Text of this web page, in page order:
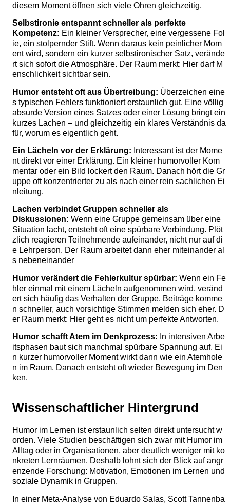
diesem Moment öffnen sich viele Ohren gleichzeitig.
Selbstironie entspannt schneller als perfekte
Kompetenz: Ein kleiner Versprecher, eine vergessene Fol
ie, ein stolpernder Stift. Wenn daraus kein peinlicher Mom
ent wird, sondern ein kurzer selbstironischer Satz, verände
rt sich sofort die Atmosphäre. Der Raum merkt: Hier darf M
enschlichkeit sichtbar sein.
Humor entsteht oft aus Übertreibung: Überzeichen eine
s typischen Fehlers funktioniert erstaunlich gut. Eine völlig
absurde Version eines Satzes oder einer Lösung bringt ein
kurzes Lachen – und gleichzeitig ein klares Verständnis da
für, worum es eigentlich geht.
Ein Lächeln vor der Erklärung: Interessant ist der Mome
nt direkt vor einer Erklärung. Ein kleiner humorvoller Kom
mentar oder ein Bild lockert den Raum. Danach hört die Gr
uppe oft konzentrierter zu als nach einer rein sachlichen Ei
nleitung.
Lachen verbindet Gruppen schneller als
Diskussionen: Wenn eine Gruppe gemeinsam über eine
Situation lacht, entsteht oft eine spürbare Verbindung. Plöt
zlich reagieren Teilnehmende aufeinander, nicht nur auf di
e Lehrperson. Der Raum arbeitet dann eher miteinander al
s nebeneinander
Humor verändert die Fehlerkultur spürbar: Wenn ein Fe
hler einmal mit einem Lächeln aufgenommen wird, veränd
ert sich häufig das Verhalten der Gruppe. Beiträge komme
n schneller, auch vorsichtige Stimmen melden sich eher. D
er Raum merkt: Hier geht es nicht um perfekte Antworten.
Humor schafft Atem im Denkprozess: In intensiven Arbe
itsphasen baut sich manchmal spürbare Spannung auf. Ei
n kurzer humorvoller Moment wirkt dann wie ein Atemhole
n im Raum. Danach entsteht oft wieder Bewegung im Den
ken.
Wissenschaftlicher Hintergrund
Humor im Lernen ist erstaunlich selten direkt untersucht w
orden. Viele Studien beschäftigen sich zwar mit Humor im
Alltag oder in Organisationen, aber deutlich weniger mit ko
nkreten Lernräumen. Deshalb lohnt sich der Blick auf angr
enzende Forschung: Motivation, Emotionen im Lernen und
soziale Dynamik in Gruppen.
In einer Meta-Analyse von Eduardo Salas, Scott Tannenba